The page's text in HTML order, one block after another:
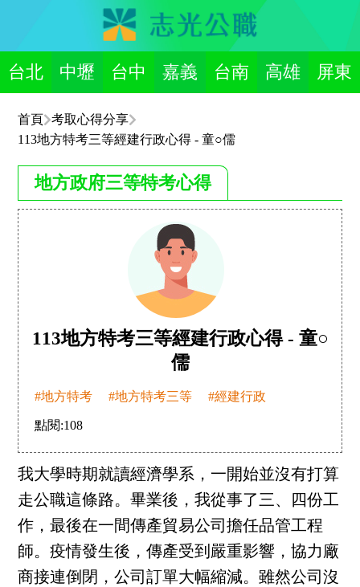
台北 中壢 台中 嘉義 台南 高雄 屏東
首頁
考取心得分享
113地方特考三等經建行政心得 - 童○儒
地方政府三等特考心得
113地方特考三等經建行政心得 - 童○
儒
#地方特考 #地方特考三等 #經建行政
點閱:108
我大學時期就讀經濟學系，一開始並沒有打算
走公職這條路。畢業後，我從事了三、四份工
作，最後在一間傳產貿易公司擔任品管工程
師。疫情發生後，傳產受到嚴重影響，協力廠
商接連倒閉，公司訂單大幅縮減。雖然公司沒